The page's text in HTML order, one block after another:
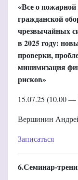
«Все о пожарной
гражданской
чрезвычайных
в 2025 году:
проверки,
минимизация
рисков»
15.07.25 (10.00 —
Вершинин
Записаться
6.Семинар-